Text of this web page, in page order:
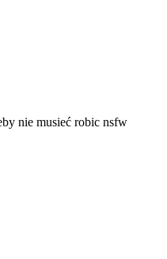
nie musieć robic nsfw